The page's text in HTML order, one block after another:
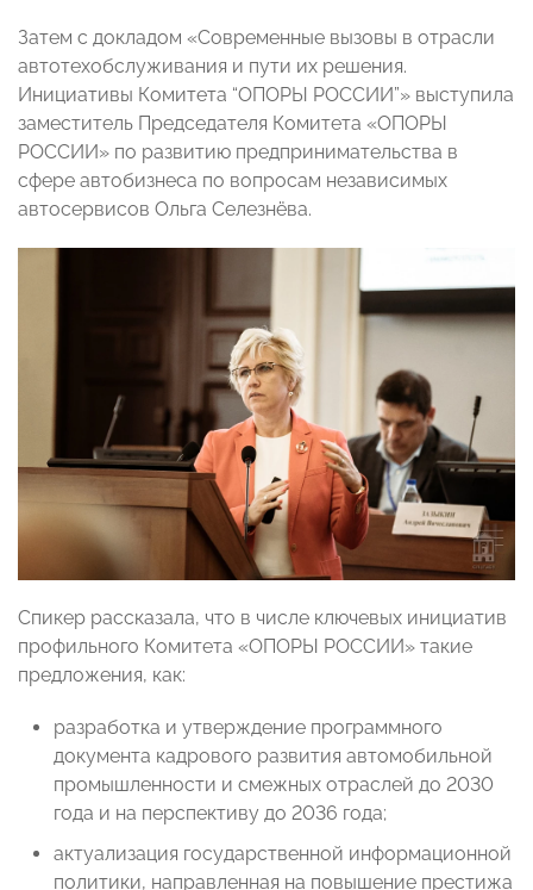
Затем с докладом «Современные вызовы в отрасли
автотехобслуживания и пути их решения.
Инициативы Комитета “ОПОРЫ РОССИИ”» выступила
заместитель Председателя Комитета «ОПОРЫ
РОССИИ» по развитию предпринимательства в
сфере автобизнеса по вопросам независимых
автосервисов Ольга Селезнёва.
Спикер рассказала, что в числе ключевых инициатив
профильного Комитета «ОПОРЫ РОССИИ» такие
предложения, как:
разработка и утверждение программного
документа кадрового развития автомобильной
промышленности и смежных отраслей до 2030
года и на перспективу до 2036 года;
актуализация государственной информационной
политики, направленная на повышение престижа